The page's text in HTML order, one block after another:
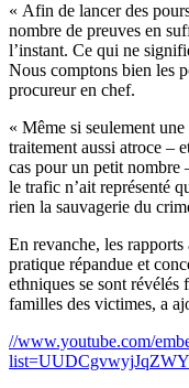
« Afin de lancer des
nombre de preuves en
l’instant. Ce qui ne
Nous comptons bien les
procureur en chef.
« Même si seulement
traitement aussi atroce –
cas pour un petit nombre
le trafic n’ait représenté
rien la sauvagerie du
En revanche, les
pratique répandue et
ethniques se sont révélés
familles des victimes, a
//www.youtube.com/